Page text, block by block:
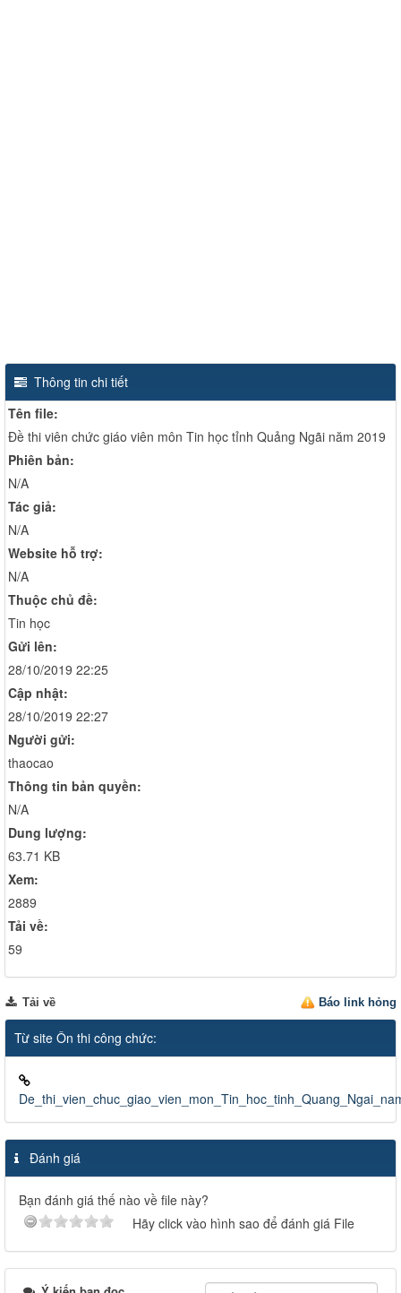
Thông tin chi tiết
Tên file:
Đề thi viên chức giáo viên môn Tin học tỉnh Quảng Ngãi năm 2019
Phiên bản:
N/A
Tác giả:
N/A
Website hỗ trợ:
N/A
Thuộc chủ đề:
Tin học
Gửi lên:
28/10/2019 22:25
Cập nhật:
28/10/2019 22:27
Người gửi:
thaocao
Thông tin bản quyền:
N/A
Dung lượng:
63.71 KB
Xem:
2889
Tải về:
59
Báo link hỏng
Tải về
Từ site Ôn thi công chức:
Đánh giá
Bạn đánh giá thế nào về file này?
Hãy click vào hình sao để đánh giá File